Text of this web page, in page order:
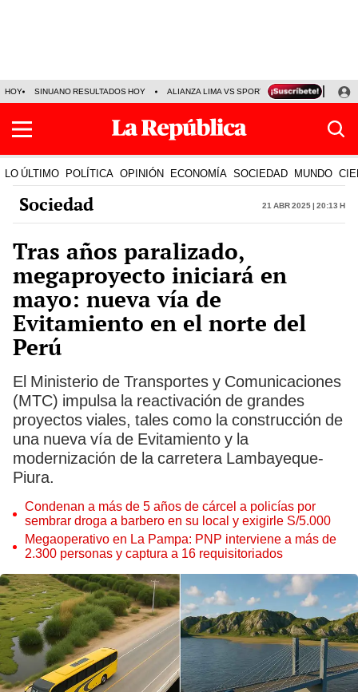
HOY SINUANO RESULTADOS HOY ALIANZA LIMA VS SPORT BOYS JORGE
LO ÚLTIMO POLÍTICA OPINIÓN ECONOMÍA SOCIEDAD MUNDO
Sociedad 21 Abr 2025 | 20:13 h
Tras años paralizado,
megaproyecto iniciará en
mayo: nueva vía de
Evitamiento en el norte del
Perú
El Ministerio de Transportes y Comunicaciones
(MTC) impulsa la reactivación de grandes
proyectos viales, tales como la construcción de
una nueva vía de Evitamiento y la
modernización de la carretera Lambayeque-
Piura.
Condenan a más de 5 años de cárcel a policías por
sembrar droga a barbero en su local y exigirle S/5.000
Megaoperativo en La Pampa: PNP interviene a más de
2.300 personas y captura a 16 requisitoriados